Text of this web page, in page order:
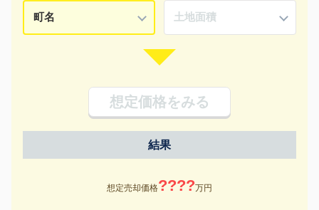
想定価格をみる
結果
想定売却価格????万円